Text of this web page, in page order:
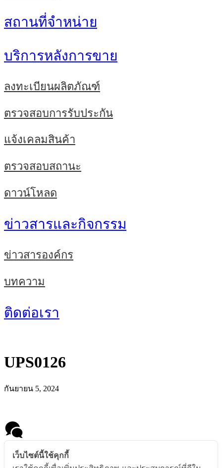
สถานที่จำหน่าย
บริการหลังการขาย
ลงทะเบียนผลิตภัณฑ์
ตรวจสอบการรับประกัน
แจ้งเคลมสินค้า
ตรวจสอบสถานะ
ดาวน์โหลด
ข่าวสารและกิจกรรม
ข่าวสารองค์กร
บทความ
ติดต่อเรา
UPS0126
กันยายน 5, 2024
Message us
เว็บไซต์นี้ใช้คุกกี้